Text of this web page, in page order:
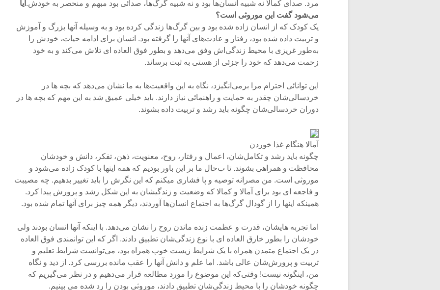
مرد. صدای کمالا نه شبیه انسان‌ها بود و نه شبیه گرگ‌ها، صدائی بود مبهم و منحصر به خودش. آیا
می‌شود گفت این موروثی است؟
یک کودک که از انسان زاده شده بود و بین گرگ‌ها زندگی کرده بود و به وسیله آنها بزرگ و آموزش
و تربیت داده شده بود، رفتار و عادت‌های آنها را گرفته بود. انسان برای ادامه حیات، خودش را
به‌طور غریزی با محیط زندگی‌اش وفق می‌دهد و بطور فوق العاده ای تلاش می‌کند و به خود
زحمت می‌دهد که خود را جزئی از هستی به ثبت برساند.
این توانائی احترام مرا برمی‌انگیزد، نگاه به این واقعیت‌ها به ما نشان می‌دهد که بچه ها در
خردسالی‌شان چقدر به حمایت و راهنمائی نیاز دارند. باید خیلی عمیق شد به این مهم که بچه ها در
دوران خردسالی‌شان چگونه باید رشد و تربیت داده بشوند.
آمالا هنگام غذا خوردن
چگونه باید رشد و تکامل‌شان، اعمال و رفتار، روح، معنویت، ذهن، تفکر، دانش و خودشان
محافظت و همراهی بشوند. تا ب‌حال ما بر این باور بودیم که همه اینها با کودک زاده می‌شود و
موروثی است. من مصرانه توصیه و پا فشاری میکنم که این نگرش را باید تغییر بدهیم. چه مصیبت
و فاجعه ای بود برای آمالا و کمالا که وضعیت و زندگیشان به این شکل رشد و پرورش پیدا کرد.
همینکه اینها را از گودال گرگ‌ها به اجتماع انسان‌ها آوردند، دیگر همه چیز برای آنها تمام شده بود.
اما تجربه هایشان، قدرت و عظمت زنده ماندن روح را نشان می‌دهد. با اینکه آنها انسان بودند ولی
خودشان را بطور خارق العاده ای با نوع زندگی‌شان تطبیق دادند. اگر که این توانمندی فوق العاده
در یک اجتماع متمدن همراه با یک شرایط زیست خوب همراه بود، می‌توانست شرایط تعلیم و
تربیت و پرورش‌شان عالی باشد. اما علم و دانش آنها را عقب مانده بررسی کرد. از دید و نگاه
من، اینگونه نیست! وقتی‌که این موضوع را مورد مطالعه قرار می‌دهیم و در نظر می‌گیریم که
چگونه خودشان را با محیط زندگی‌شان تطبیق دادند، موروثی بودن را رد شده می بینیم.